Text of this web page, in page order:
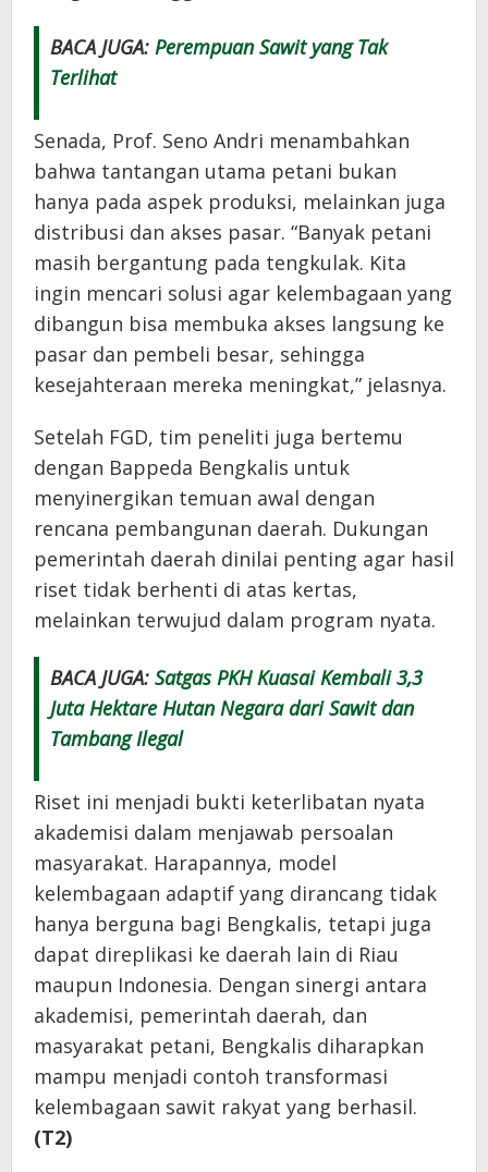
BACA JUGA: Perempuan Sawit yang Tak
Terlihat
Senada, Prof. Seno Andri menambahkan
bahwa tantangan utama petani bukan
hanya pada aspek produksi, melainkan juga
distribusi dan akses pasar. “Banyak petani
masih bergantung pada tengkulak. Kita
ingin mencari solusi agar kelembagaan yang
dibangun bisa membuka akses langsung ke
pasar dan pembeli besar, sehingga
kesejahteraan mereka meningkat,” jelasnya.
Setelah FGD, tim peneliti juga bertemu
dengan Bappeda Bengkalis untuk
menyinergikan temuan awal dengan
rencana pembangunan daerah. Dukungan
pemerintah daerah dinilai penting agar hasil
riset tidak berhenti di atas kertas,
melainkan terwujud dalam program nyata.
BACA JUGA: Satgas PKH Kuasai Kembali 3,3
Juta Hektare Hutan Negara dari Sawit dan
Tambang Ilegal
Riset ini menjadi bukti keterlibatan nyata
akademisi dalam menjawab persoalan
masyarakat. Harapannya, model
kelembagaan adaptif yang dirancang tidak
hanya berguna bagi Bengkalis, tetapi juga
dapat direplikasi ke daerah lain di Riau
maupun Indonesia. Dengan sinergi antara
akademisi, pemerintah daerah, dan
masyarakat petani, Bengkalis diharapkan
mampu menjadi contoh transformasi
kelembagaan sawit rakyat yang berhasil.
(T2)